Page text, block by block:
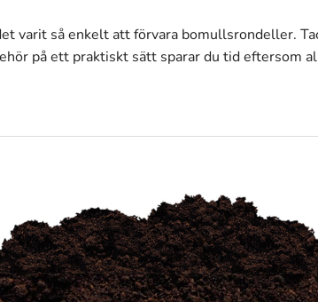
så enkelt att förvara bomullsrondeller.
på ett praktiskt sätt sparar du tid eftersom